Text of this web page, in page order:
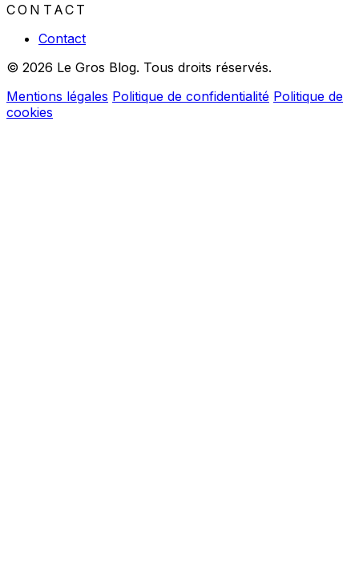
CONTACT
Contact
© 2026 Le Gros Blog. Tous droits réservés.
Mentions légales Politique de confidentialité Politique de
cookies